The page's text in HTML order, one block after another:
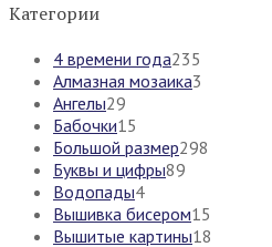
Категории
4 времени года235
Алмазная мозаика3
Ангелы29
Бабочки15
Большой размер298
Буквы и цифры89
Водопады4
Вышивка бисером15
Вышитые картины18